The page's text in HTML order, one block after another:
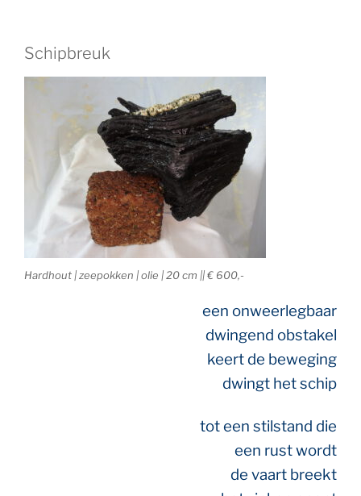
Schipbreuk
Hardhout | zeepokken | olie | 20 cm || € 600,-
een onweerlegbaar
dwingend obstakel
keert de beweging
dwingt het schip
tot een stilstand die
een rust wordt
de vaart breekt